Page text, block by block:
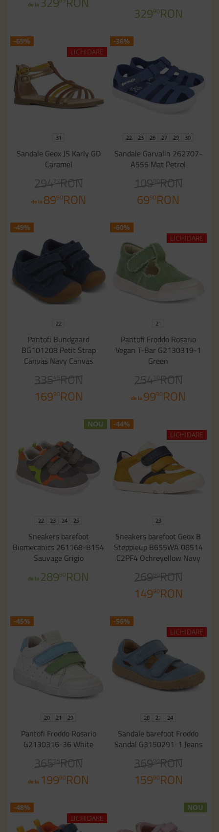
de la 32990RON
-69%
LICHIDARE
31
Sandale Geox JS Karly GD
Caramel
294 RON
de la 8990RON
-36%
22 23 26 27 29 30
Sandale Garvalin 262707-
A556 Mat Petrol
109 90RON
6990RON
-49%
22
Pantofi Bundgaard
BG101208 Petit Strap
Canvas Navy Canvas
335 45
RON
16990RON
-60%
LICHIDARE
21
Pantofi Froddo Rosario
Vegan T-Bar G2130319-1
Green
254 10
RON
de la 9990RON
NOU
22 23 24 25
Sneakers barefoot
Biomecanics 261168-B154
Sauvage Grigio
de la 28990RON
-44%
LICHIDARE
23
Sneakers barefoot Geox B
Steppieup B655WA 08514
C2PF4 Ochreyellow Navy
269 90RON
14990RON
-45%
20 21 29
Pantofi Froddo Rosario
G2130316-36 White
365 95RON
de la 19990RON
-56%
LICHIDARE
20 21 24
Sandale barefoot Froddo
Sandal G3150291-1 Jeans
369 90RON
15990RON
-48%
LICHIDARE
NOU